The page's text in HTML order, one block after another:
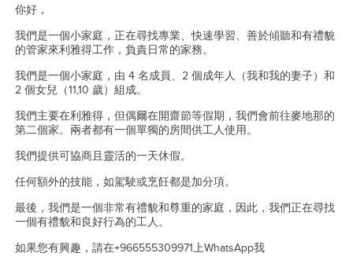
你好，
我們是一個小家庭，正在尋找專業、快速學習、善於傾聽和有禮貌
的管家來利雅得工作，負責日常的家務。
我們是一個小家庭，由 4 名成員、2 個成年人（我和我的妻子）和
2 個女兒（11,10 歲）組成。
我們主要在利雅得，但偶爾在開齋節等假期，我們會前往麥地那的
第二個家。兩者都有一個單獨的房間供工人使用。
我們提供可協商且靈活的一天休假。
任何額外的技能，如駕駛或烹飪都是加分項。
最後，我們是一個非常有禮貌和尊重的家庭，因此，我們正在尋找
一個有禮貌和良好行為的工人。
如果您有興趣，請在+966555309971上WhatsApp我